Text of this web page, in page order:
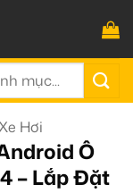
Hơi
Ô
– Lắp Đặt